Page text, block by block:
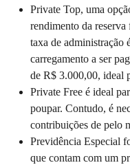
Private Top, uma
rendimento da reserva
taxa de administração
carregamento a ser
de R$ 3.000,00, ideal
Private Free é ideal
poupar. Contudo, é
contribuições de pelo
Previdência Especial
que contam com um